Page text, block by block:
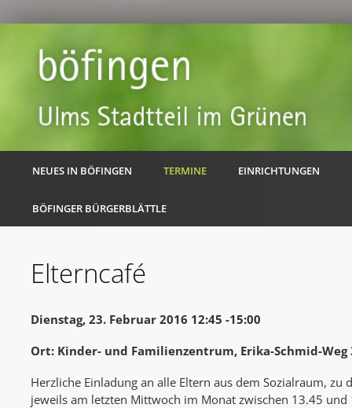
NEUES IN BÖFINGEN TERMINE EINRICHTUNGEN
BÖFINGER BÜRGERBLÄTTLE
Elterncafé
Dienstag, 23. Februar 2016 12:45 -15:00
Ort: Kinder- und Familienzentrum, Erika-Schmid-Weg
Herzliche Einladung an alle Eltern aus dem Sozialraum, zu
jeweils am letzten Mittwoch im Monat zwischen 13.45